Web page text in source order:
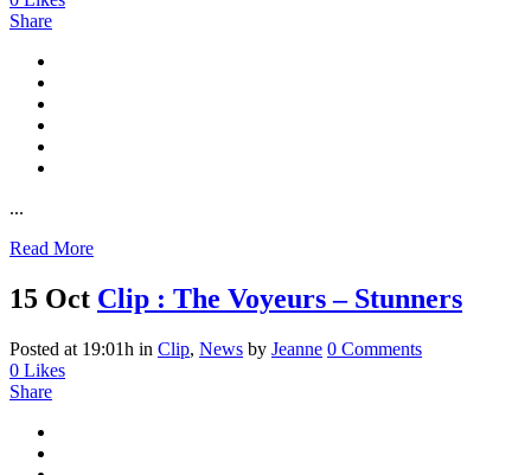
Share
...
Read More
15 Oct Clip : The Voyeurs – Stunners
Posted at 19:01h in Clip, News by Jeanne 0 Comments
0 Likes
Share